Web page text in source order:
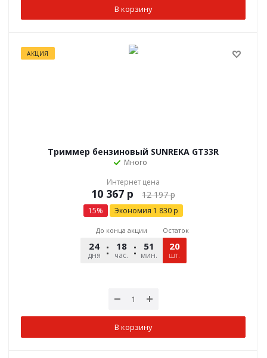
В корзину
АКЦИЯ
Триммер бензиновый SUNREKA GT33R
Много
Интернет цена
р 12 197р
15% Экономия 1 830 р
До конца акции
24
дня
18
час.
51
мин.
12
сек.
Остаток
20
шт.
В корзину